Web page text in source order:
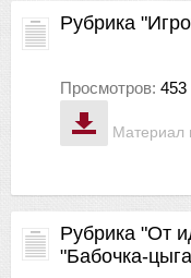
Материал
Рубрика
Просмотров: 453
Рубрика "От
"Бабочка-